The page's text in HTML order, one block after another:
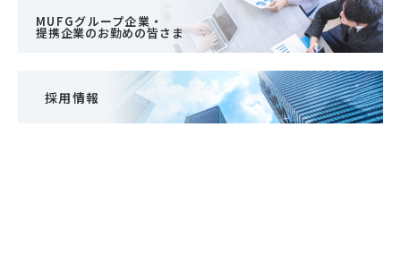
MUFGグループ企業・
提携企業のお勤めの皆さま
採用情報